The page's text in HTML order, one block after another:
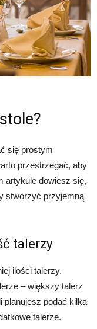
się prostym
przestrzegać, aby
artykule dowiesz się,
stworzyć przyjemną
talerzy
ilości talerzy.
– większy talerz
planujesz podać kilka
talerze.